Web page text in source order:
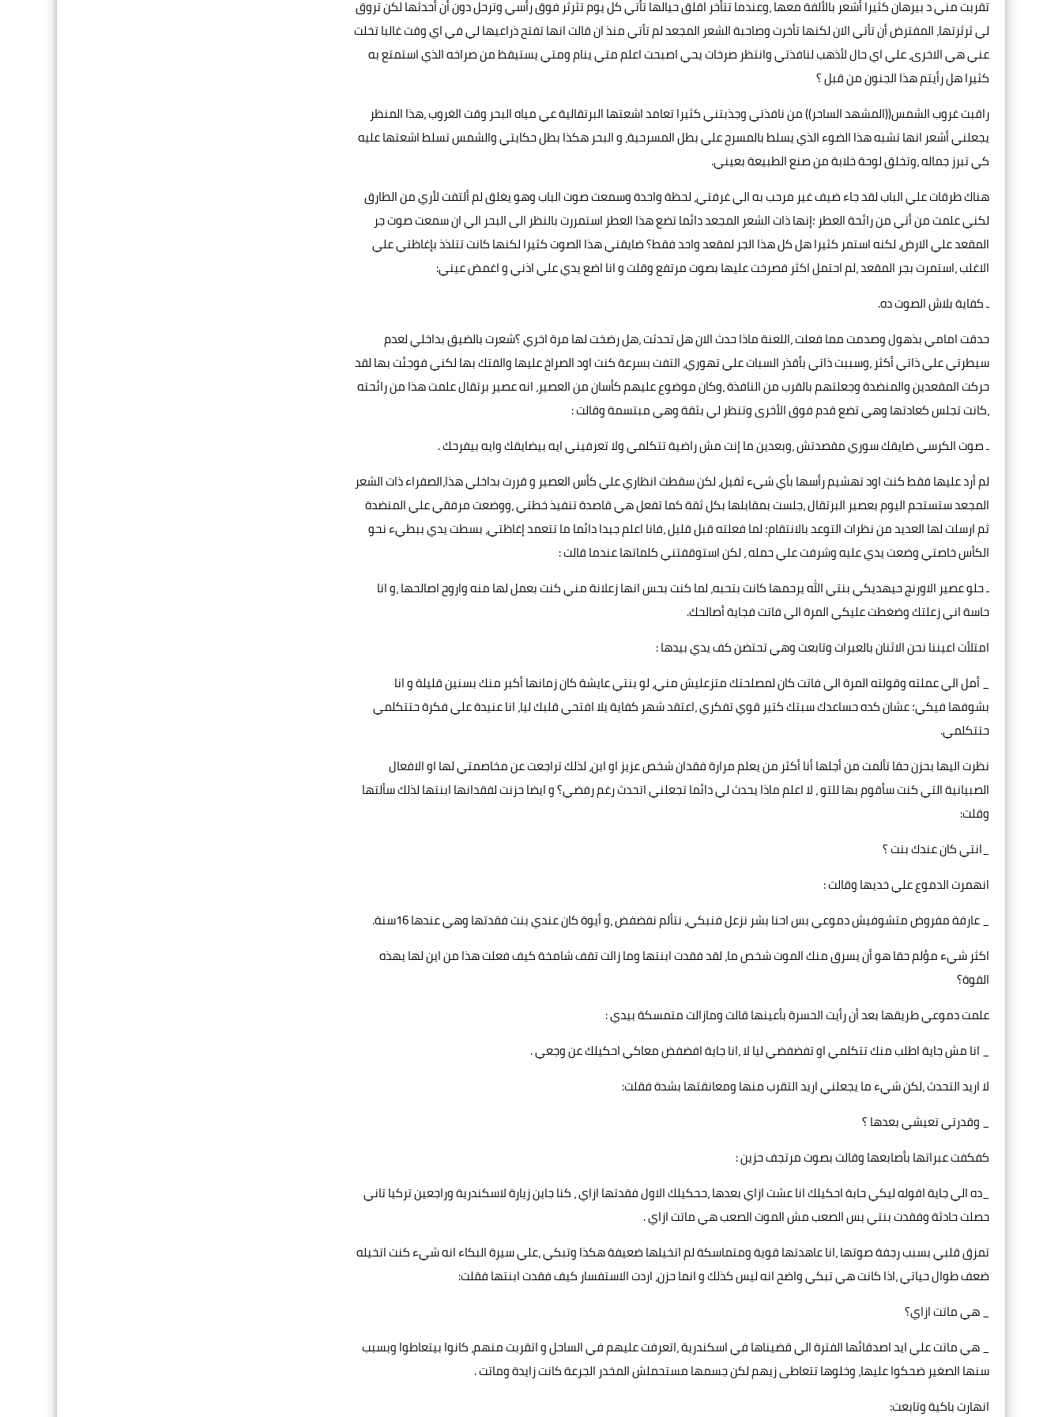
تقربت مني د بيرهان كثيرا أشعر بالألفة معها ،وعندما تتأخر اقلق حيالها تأتي كل يوم تثرثر فوق رأسي وترحل دون أن أحدثها لكن تروق
لي ثرثرتها، المفترض أن تأتي الان لكنها تأخرت وصاحبة الشعر المجعد لم تأتي منذ ان قالت انها تفتح ذراعيها لي في اي وقت غالبا تخلت
عني هي الاخرى، علي اي حال لأذهب لنافذتي وانتظر صرخات يحي اصبحت اعلم متي ينام ومتي يستيقظ من صراخه الذي استمتع به
كثيرا هل رأيتم هذا الجنون من قبل ؟
راقبت غروب الشمس((المشهد الساحر)) من نافذتي وجذبتني كثيرا تعامد اشعتها البرتقالية عي مياه البحر وقت الغروب ،هذا المنظر
يجعلني أشعر انها تشبه هذا الضوء الذي يسلط بالمسرح علي بطل المسرحية، و البحر هكذا بطل حكايتي والشمس تسلط اشعتها عليه
كي تبرز جماله ،وتخلق لوحة خلابة من صنع الطبيعة بعيني.
هناك طرقات علي الباب لقد جاء ضيف غير مرحب به الي غرفتي، لحظة واحدة وسمعت صوت الباب وهو يغلق لم ألتفت لأري من الطارق
لكني علمت من أتي من رائحة العطر ؛إنها ذات الشعر المجعد دائما تضع هذا العطر استمررت بالنظر الى البحر الي ان سمعت صوت جر
المقعد علي الارض، لكنه استمر كثيرا هل كل هذا الجر لمقعد واحد فقط؟ ضايقني هذا الصوت كثيرا لكنها كانت تتلذذ بإغاظتي علي
الاغلب ،استمرت بجر المقعد ،لم احتمل اكثر فصرخت عليها بصوت مرتفع وقلت و انا اضع يدي علي اذني و اغمض عيني:
ـ كفاية بلاش الصوت ده.
حدقت امامي بذهول وصدمت مما فعلت ،اللعنة ماذا حدث الان هل تحدثت ،هل رضخت لها مرة اخري ؟شعرت بالضيق بداخلي لعدم
سيطرتي علي ذاتي أكثر ،وسببت ذاتي بأقذر السبات علي تهوري، التفت بسرعة كنت اود الصراخ عليها والفتك بها لكني فوجئت بها لقد
حركت المقعدين والمنضدة وجعلتهم بالقرب من النافذة ،وكان موضوع عليهم كأسان من العصير، انه عصير برتقال علمت هذا من رائحته
،كانت تجلس كعادتها وهي تضع قدم فوق الأخرى وتنظر لي بثقة وهي مبتسمة وقالت :
ـ صوت الكرسي ضايقك سوري مقصدتش ،وبعدين ما إنت مش راضية تتكلمي ولا تعرفيني ايه بيضايقك وايه بيفرحك .
لم أرد عليها فقط كنت اود تهشيم رأسها بأي شيء ثقيل، لكن سقطت انظاري علي كأس العصير و قررت بداخلي هذا،الصفراء ذات الشعر
المجعد ستستحم اليوم بعصير البرتقال ،جلست بمقابلها بكل ثقة كما تفعل هي قاصدة تنفيذ خطتي ،ووضعت مرفقي علي المنضدة
ثم ارسلت لها العديد من نظرات التوعد بالانتقام؛ لما فعلته قبل قليل ،فانا اعلم جيدا دائما ما تتعمد إغاظتي، بسطت يدي ببطيء نحو
الكأس خاصتي وضعت يدي عليه وشرفت علي حمله ، لكن استوقفتني كلماتها عندما قالت :
ـ حلو عصير الاورنج حيهديكي بنتي الله يرحمها كانت بتحبه، لما كنت بحس انها زعلانة مني كنت بعمل لها منه واروح اصالحها ،و انا
حاسة اني زعلتك وضغطت عليكي المرة الي فاتت فجاية أصالحك.
امتلأت اعيننا نحن الاثنان بالعبرات وتابعت وهي تحتضن كف يدي بيدها :
_ أمل الي عملته وقولته المرة الي فاتت كان لمصلحتك متزعليش مني، لو بنتي عايشة كان زمانها أكبر منك بسنين قليلة و انا
بشوفها فيكي؛ عشان كده حساعدك سبتك كتير قوي تفكري ،اعتقد شهر كفاية يلا افتحي قلبك ليا، انا عنيدة علي فكرة حتتكلمي
حتتكلمي.
نظرت اليها بحزن حقا تألمت من أجلها أنا أكثر من يعلم مرارة فقدان شخص عزيز او ابن، لذلك تراجعت عن مخاصمتي لها او الافعال
الصبيانية التي كنت سأقوم بها للتو ، لا اعلم ماذا يحدث لي دائما تجعلني اتحدث رغم رفضي؟ و ايضا حزنت لفقدانها ابنتها لذلك سألتها
وقلت:
_انتي كان عندك بنت ؟
انهمرت الدموع علي خديها وقالت :
_ عارفة مفروض متشوفيش دموعي بس احنا بشر نزعل فنبكي، نتألم نفضفض ،و أيوة كان عندي بنت فقدتها وهي عندها 16سنة.
اكثر شيء مؤلم حقا هو أن يسرق منك الموت شخص ما، لقد فقدت ابنتها وما زالت تقف شامخة كيف فعلت هذا من اين لها يهذه
القوة؟
علمت دموعي طريقها بعد أن رأيت الحسرة بأعينها قالت ومازالت متمسكة بيدي :
_ انا مش جاية اطلب منك تتكلمي او تفضفضي ليا لا ،انا جاية افضفض معاكي احكيلك عن وجعي .
لا اريد التحدث ،لكن شيء ما يجعلني اريد التقرب منها ومعانقتها بشدة فقلت:
_ وقدرتي تعيشي بعدها ؟
كفكفت عبراتها بأصابعها وقالت بصوت مرتجف حزين :
_ده الي جاية اقوله ليكي حابة احكيلك انا عشت ازاي بعدها ،ححكيلك الاول فقدتها ازاي ، كنا جاين زيارة لاسكندرية وراجعين تركيا تاني
حصلت حادثة وفقدت بنتي بس الصعب مش الموت الصعب هي ماتت ازاي .
تمزق قلبي بسبب رجفة صوتها ،انا عاهدتها قوية ومتماسكة لم اتخيلها ضعيفة هكذا وتبكي ،علي سيرة البكاء انه شيء كنت اتخيله
ضعف طوال حياتي ،اذا كانت هي تبكي واضح انه ليس كذلك و انما حزن، اردت الاستفسار كيف فقدت ابنتها فقلت:
_ هي ماتت ازاي؟
_ هي ماتت علي ايد اصدقائها الفترة الي قضيناها في اسكندرية ،اتعرفت عليهم في الساحل و اتقربت منهم، كانوا بيتعاطوا وبسبب
سنها الصغير ضحكوا عليها، وخلوها تتعاطى زيهم لكن جسمها مستحملش المخدر الجرعة كانت زايدة وماتت .
انهارت باكية وتابعت: